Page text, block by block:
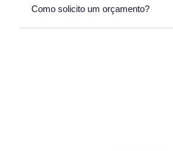
Como solicito um orçamento?